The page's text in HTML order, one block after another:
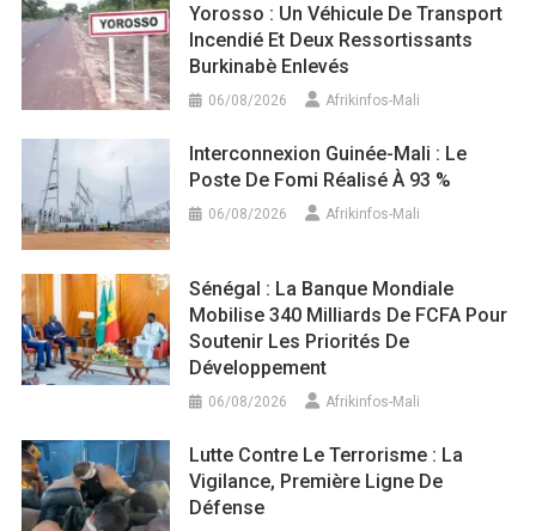
Yorosso : Un Véhicule De Transport
Incendié Et Deux Ressortissants
Burkinabè Enlevés
06/08/2026 Afrikinfos-Mali
Interconnexion Guinée-Mali : Le
Poste De Fomi Réalisé À 93 %
06/08/2026 Afrikinfos-Mali
Sénégal : La Banque Mondiale
Mobilise 340 Milliards De FCFA Pour
Soutenir Les Priorités De
Développement
06/08/2026 Afrikinfos-Mali
Lutte Contre Le Terrorisme : La
Vigilance, Première Ligne De
Défense